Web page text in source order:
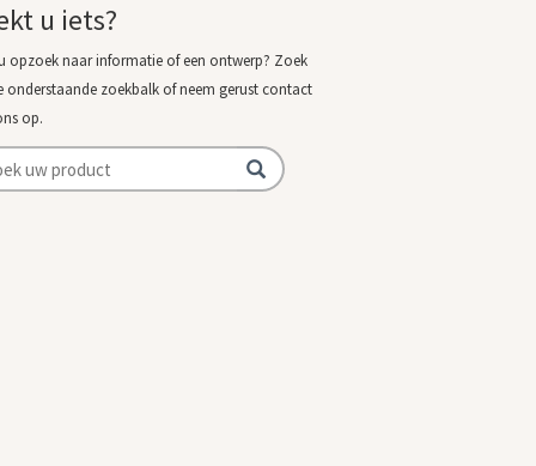
u iets?
opzoek naar informatie of een ontwerp? Zoek
onderstaande zoekbalk of neem gerust contact
op.